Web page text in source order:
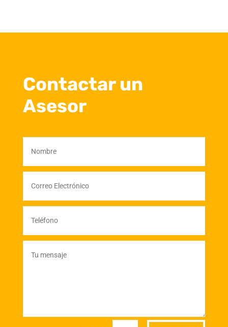
Contactar un
Asesor